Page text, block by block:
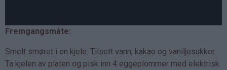
Fremgangsmåte:
Smelt smøret i en kjele. Tilsett vann, kakao og vaniljesukker.
Ta kjelen av platen og pisk inn 4 eggeplommer med elektrisk